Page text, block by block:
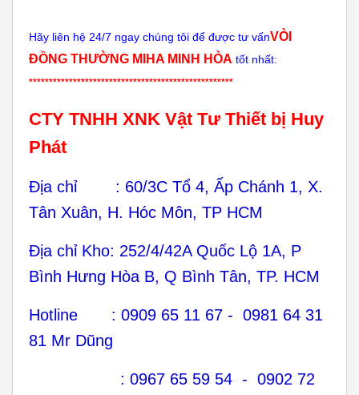
Hãy liên hệ 24/7 ngay chúng tôi để được tư vấnVÒI
ĐỒNG THƯỜNG MIHA MINH HÒA tốt nhất:
***************************************************
CTY TNHH XNK Vật Tư Thiết bị Huy
Phát
Địa chỉ : 60/3C Tổ 4, Ấp Chánh 1, X.
Tân Xuân, H. Hóc Môn, TP HCM
Địa chỉ Kho: 252/4/42A Quốc Lộ 1A, P
Bình Hưng Hòa B, Q Bình Tân, TP. HCM
Hotline : 0909 65 11 67 - 0981 64 31
81 Mr Dũng
: 0967 65 59 54 - 0902 72